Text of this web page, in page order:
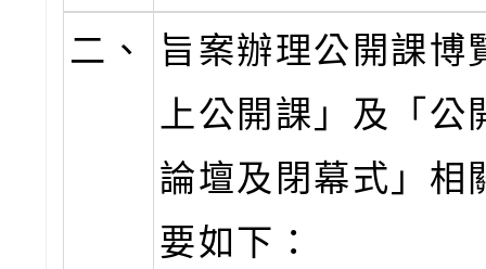
二、
旨案辦理公開課博
上公開課」及「公
論壇及閉幕式」相
要如下：